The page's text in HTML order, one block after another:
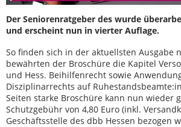
Der Seniorenratgeber des wurde
und erscheint nun in vierter Auflage.
So finden sich in der aktuellsten Ausgabe
bewährten der Broschüre die Kapitel
und Hess. Beihilfenrecht sowie
Disziplinarrechts auf
Seiten starke Broschüre kann nun wieder
Schutzgebühr von 4,80 Euro (inkl.
Geschäftsstelle des dbb Hessen bezogen